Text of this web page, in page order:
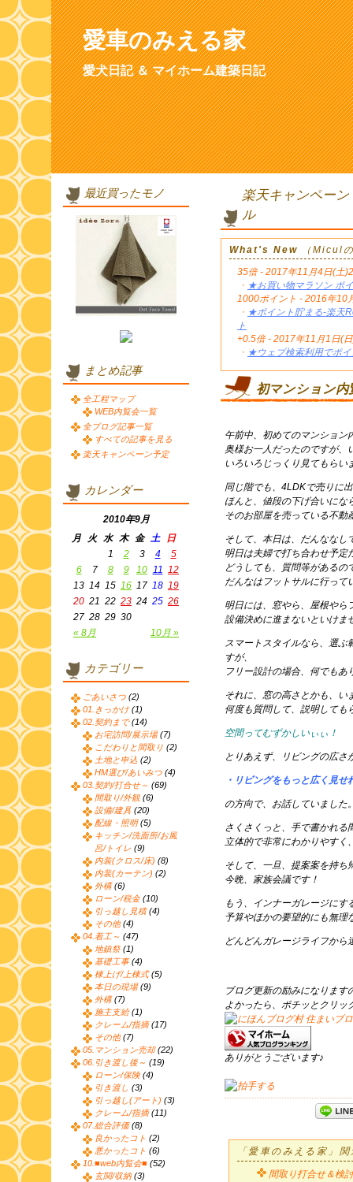
愛車のみえる家
愛犬日記 ＆ マイホーム建築日記
楽天キャンペー
ル
What's New （Micul
35倍 - 2017年11月4日(土
・ ★お買い物マラソン ポ
1000ポイント - 2016年10
・ ★ポイント貯まる-楽天
ト
+0.5倍 - 2017年11月1日(
・ ★ウェブ検索利用でポ
初マンション内
午前中、初めてのマンション
奥様お一人だったのですが、
いろいろじっくり見てもらい
同じ階でも、4LDKで売りに
ほんと、値段の下げ合いにな
そのお部屋を売っている不動
そして、本日は、だんななし
明日は夫婦で打ち合わせ予定
どうしても、質問等があるの
だんなはフットサルに行って
明日には、窓やら、屋根やら
設備決めに進まないといけま
スマートスタイルなら、選ぶ
すが、
フリー設計の場合、何でも
それに、窓の高さとかも、い
何度も質問して、説明しても
空間ってむずかしいぃぃ！
とりあえず、リビングの広さ
・リビングをもっと広く見せ
の方向で、お話していました
さくさくっと、手で書かれる
立体的で非常にわかりやすく
そして、一旦、提案案を持ち
今晩、家族会議です！
もう、インナーガレージにす
予算やほかの要望的にも無理
どんどんガレージライフから
ブログ更新の励みになります
よかったら、ポチッとクリッ
ありがとうございます♪
「愛車のみえる家」
間取り打合せ＆検討
最近買ったモノ
まとめ記事
全工程マップ
WEB内覧会一覧
全ブログ記事一覧
すべての記事を見る
楽天キャンペーン予定
カレンダー
2010年9月
月
火 水 木 金 土 日
« 8月 10月 »
1 2 3 4
5
6
7 8 9 10 11 12
13 14 15 16 17 18 19
20 21 22 23 24 25 26
27 28 29 30
カテゴリー
ごあいさつ (2)
01.きっかけ (1)
02.契約まで(14)
お宅訪問/展示場(7)
こだわりと間取り (2)
土地と申込 (2)
HM選び/あいみつ (4)
03.契約/打合せ～ (69)
間取り/外観 (6)
設備/建具 (20)
配線・照明(5)
キッチン/洗面所/お風
呂/トイレ (9)
内装(クロス/床) (8)
内装(カーテン) (2)
外構(6)
ローン/税金(10)
引っ越し見積(4)
その他 (4)
04.着工～ (47)
地鎮祭 (1)
基礎工事(4)
棟上げ/上棟式(5)
本日の現場(9)
外構(7)
施主支給(1)
クレーム/指摘(17)
その他 (7)
05.マンション売却(22)
06.引き渡し後～ (19)
ローン/保険(4)
引き渡し (3)
引っ越し(アート) (3)
クレーム/指摘(11)
07.総合評価(8)
良かったコト (2)
悪かったコト (6)
10.■web内覧会■ (52)
玄関/収納(3)